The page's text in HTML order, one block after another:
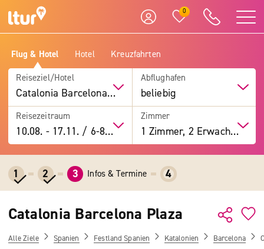
0
Flug & Hotel Hotel Kreuzfahrten
Reiseziel/Hotel
Catalonia Barcelona Plaza
Abflughafen
beliebig
Reisezeitraum
10.08. -17.11. / 6-8 Tage
Zimmer
1 Zimmer, 2 Erwachsene
1 2 3 Infos & Termine 4
Catalonia Barcelona Plaza
Alle Ziele Spanien Festland Spanien Katalonien Barcelona